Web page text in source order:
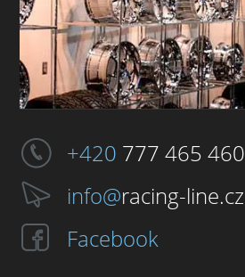
+420 777 465 460
info@racing-line.cz
Facebook